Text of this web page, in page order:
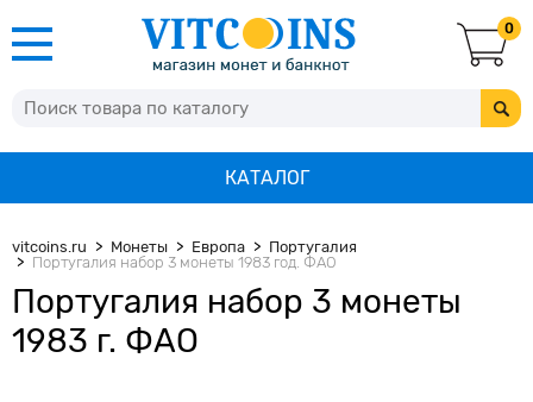
0
КАТАЛОГ
vitcoins.ru Монеты Европа
Португалия
Португалия набор 3 монеты 1983 год. ФАО
Португалия набор 3 монеты
1983 г. ФАО